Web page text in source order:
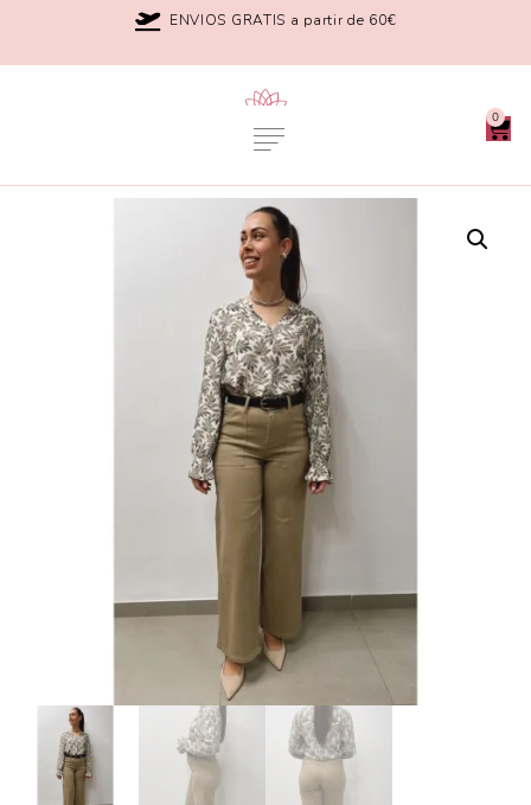
ENVIOS GRATIS a partir de 60€
0